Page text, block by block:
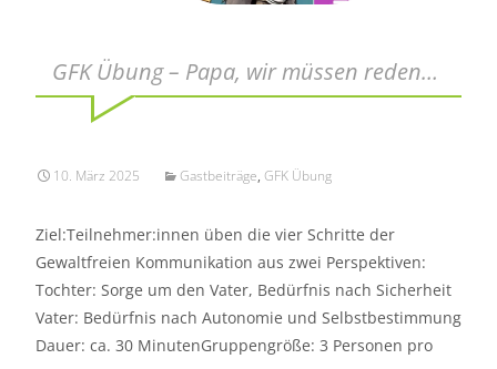
GFK Übung – Papa, wir müssen reden…
10. März 2025 Gastbeiträge, GFK Übung
Ziel:Teilnehmer:innen üben die vier Schritte der
Gewaltfreien Kommunikation aus zwei Perspektiven:
Tochter: Sorge um den Vater, Bedürfnis nach Sicherheit
Vater: Bedürfnis nach Autonomie und Selbstbestimmung
Dauer: ca. 30 MinutenGruppengröße: 3 Personen pro